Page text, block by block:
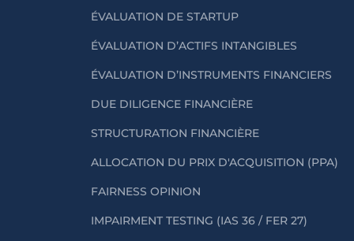
ÉVALUATION DE STARTUP
ÉVALUATION D’ACTIFS INTANGIBLES
ÉVALUATION D’INSTRUMENTS FINANCIERS
DUE DILIGENCE FINANCIÈRE
STRUCTURATION FINANCIÈRE
ALLOCATION DU PRIX D'ACQUISITION (PPA)
FAIRNESS OPINION
IMPAIRMENT TESTING (IAS 36 / FER 27)